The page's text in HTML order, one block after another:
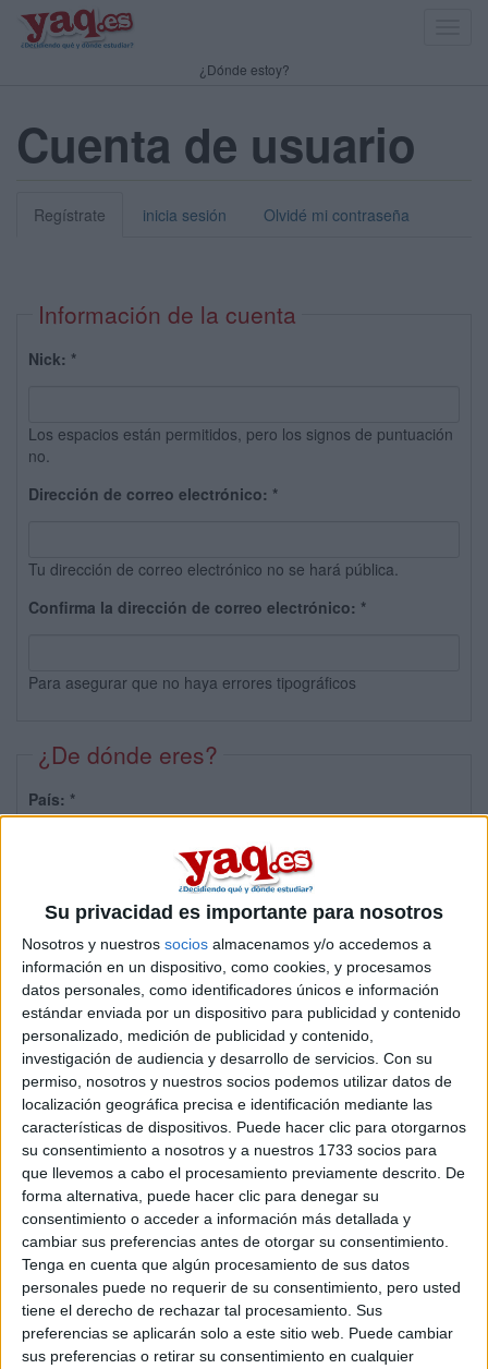
Su privacidad es importante para nosotros
Nosotros y nuestros socios almacenamos y/o accedemos a
información en un dispositivo, como cookies, y procesamos
datos personales, como identificadores únicos e información
estándar enviada por un dispositivo para publicidad y contenido
personalizado, medición de publicidad y contenido,
investigación de audiencia y desarrollo de servicios. Con su
permiso, nosotros y nuestros socios podemos utilizar datos de
localización geográfica precisa e identificación mediante las
características de dispositivos. Puede hacer clic para otorgarnos
su consentimiento a nosotros y a nuestros 1733 socios para
que llevemos a cabo el procesamiento previamente descrito. De
forma alternativa, puede hacer clic para denegar su
consentimiento o acceder a información más detallada y
cambiar sus preferencias antes de otorgar su consentimiento.
Tenga en cuenta que algún procesamiento de sus datos
personales puede no requerir de su consentimiento, pero usted
tiene el derecho de rechazar tal procesamiento. Sus
preferencias se aplicarán solo a este sitio web. Puede cambiar
sus preferencias o retirar su consentimiento en cualquier
¿Dónde estoy?
Cuenta de usuario
Regístrate inicia sesión Olvidé mi contraseña
Información de la cuenta
Nick: *
Los espacios están permitidos, pero los signos de puntuación
no.
Dirección de correo electrónico: *
Tu dirección de correo electrónico no se hará pública.
Confirma la dirección de correo electrónico: *
Para asegurar que no haya errores tipográficos
¿De dónde eres?
País: *
Sobre ti
Soy:*
Chico
Chica
¿En qué año terminas (o terminaste) bachillerato o FP?
Soy estudiante de:*
Términos y Condiciones de Uso